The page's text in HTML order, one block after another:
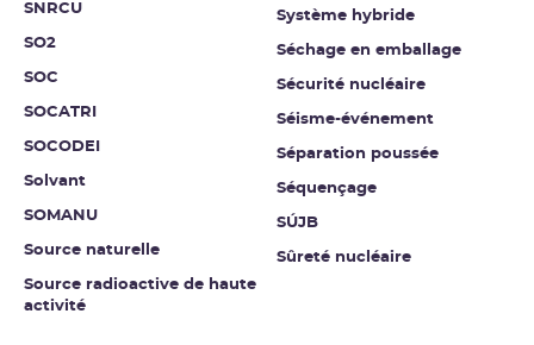
SNRCU
SO2
SOC
SOCATRI
SOCODEI
Solvant
SOMANU
Source naturelle
Source radioactive de haute
activité
Système hybride
Séchage en emballage
Sécurité nucléaire
Séisme-événement
Séparation poussée
Séquençage
SÚJB
Sûreté nucléaire